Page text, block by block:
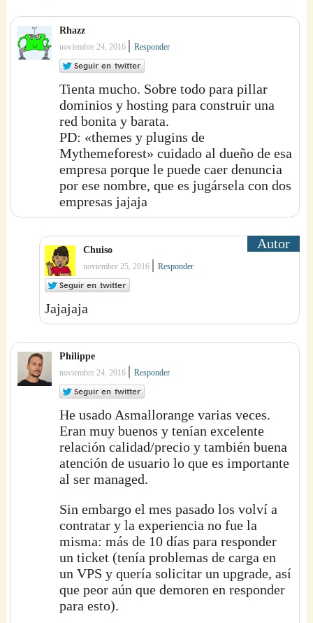
Rhazz
noviembre 24, 2016 |Responder
Tienta mucho. Sobre todo para pillar
dominios y hosting para construir una
red bonita y barata.
PD: «themes y plugins de
Mythemeforest» cuidado al dueño de esa
empresa porque le puede caer denuncia
por ese nombre, que es jugársela con dos
empresas jajaja
Chuiso
noviembre 25, 2016 |Responder
Jajajaja
Philippe
noviembre 24, 2016 |Responder
He usado Asmallorange varias veces.
Eran muy buenos y tenían excelente
relación calidad/precio y también buena
atención de usuario lo que es importante
al ser managed.
Sin embargo el mes pasado los volví a
contratar y la experiencia no fue la
misma: más de 10 días para responder
un ticket (tenía problemas de carga en
un VPS y quería solicitar un upgrade, así
que peor aún que demoren en responder
para esto).